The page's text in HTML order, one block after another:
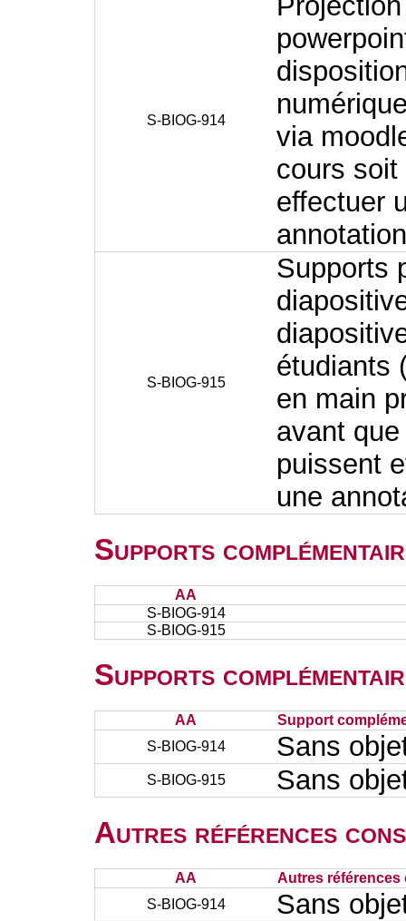
S-BIOG-914
via
cours soit
effectuer
S-BIOG-915
Supports
étudiants
en main
avant
puissent
une
Supports
AA
S-BIOG-914
S-BIOG-915
Supports
AA
Support
S-BIOG-914
Sans
S-BIOG-915 Sans
Autres références
AA
Autres références
S-BIOG-914
Sans